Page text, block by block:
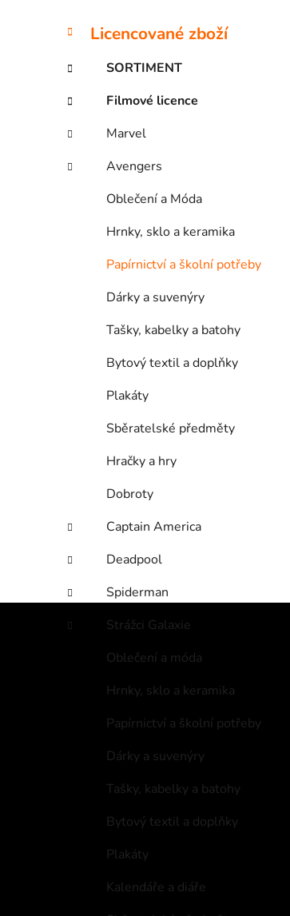
Přeskočit
kategorie
K
a
e
g
o
r
e
Licencované zboží
SORTIMENT
Filmové licence
Marvel
Avengers
Oblečení a Móda
Hrnky, sklo a keramika
Papírnictví a školní potřeby
Dárky a suvenýry
Tašky, kabelky a batohy
Bytový textil a doplňky
Plakáty
Sběratelské předměty
Hračky a hry
Dobroty
Captain America
Deadpool
Spiderman
Strážci Galaxie
Oblečení a móda
Hrnky, sklo a keramika
Papírnictví a školní potřeby
Dárky a suvenýry
Tašky, kabelky a batohy
Bytový textil a doplňky
Plakáty
Kalendáře a diáře